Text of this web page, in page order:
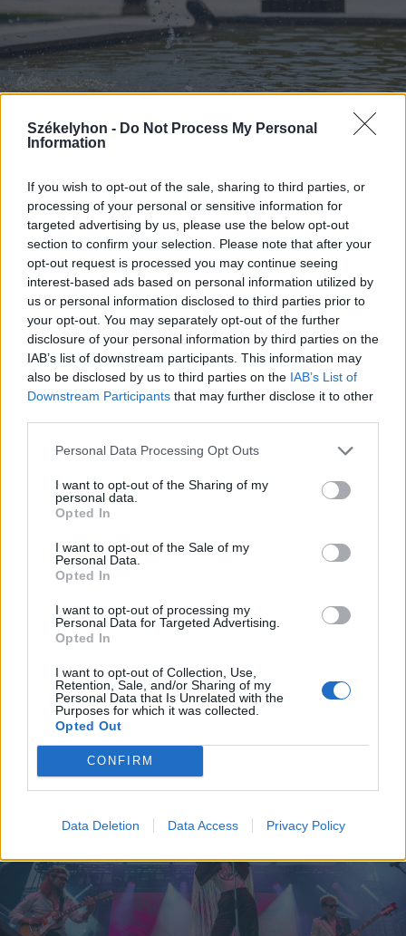
Székelyhon - Do Not Process My Personal
Information
If you wish to opt-out of the sale, sharing to third parties, or
processing of your personal or sensitive information for
targeted advertising by us, please use the below opt-out
section to confirm your selection. Please note that after your
opt-out request is processed you may continue seeing
interest-based ads based on personal information utilized by
us or personal information disclosed to third parties prior to
your opt-out. You may separately opt-out of the further
disclosure of your personal information by third parties on the
IAB’s list of downstream participants. This information may
also be disclosed by us to third parties on the IAB’s List of
Downstream Participants that may further disclose it to other
Personal Data Processing Opt Outs
I want to opt-out of the Sharing of my
personal data.
Opted In
I want to opt-out of the Sale of my
Personal Data.
Opted In
I want to opt-out of processing my
Personal Data for Targeted Advertising.
Opted In
I want to opt-out of Collection, Use,
Retention, Sale, and/or Sharing of my
Personal Data that Is Unrelated with the
Purposes for which it was collected.
Opted Out
CONFIRM
Data Deletion Data Access Privacy Policy
2026. augusztus 09., vasárnap
A hétvégi felszusszanás után
hétfőtől ismét visszatér a kánikula
2026. augusztus 09., vasárnap
Sikeres volt a vízterelés: nyolc
centiméterrel nőtt a Duna
vízszintje Csernavodánál